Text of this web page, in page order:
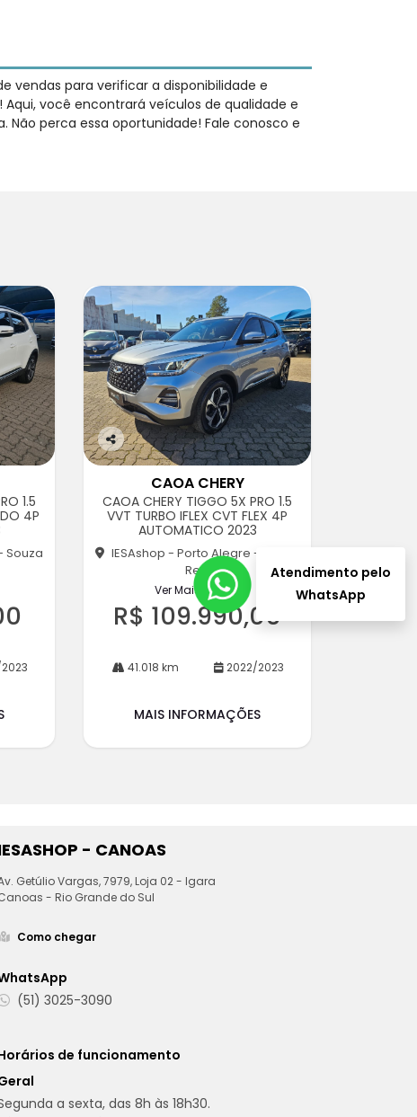
vendas para verificar a disponibilidade e
você encontrará veículos de qualidade e
perca essa oportunidade! Fale conosco e
1.5
4P
Souza
Co
rtil
he
CAOA CHERY
CAOA CHERY TIGGO 5X PRO 1.5
VVT TURBO IFLEX CVT FLEX 4P
AUTOMATICO 2023
IESAshop - Porto Alegre - Souza
Reis
Ver Mais 8 lojas
R$ 109.990,00
41.018 km 2022/2023
MAIS INFORMAÇÕES
- CANOAS
Getúlio Vargas, 7979, Loja 02 - Igara
- Rio Grande do Sul
Como chegar
(51) 3025-3090
de funcionamento
a sexta, das 8h às 18h30.
Atendimento pelo
WhatsApp